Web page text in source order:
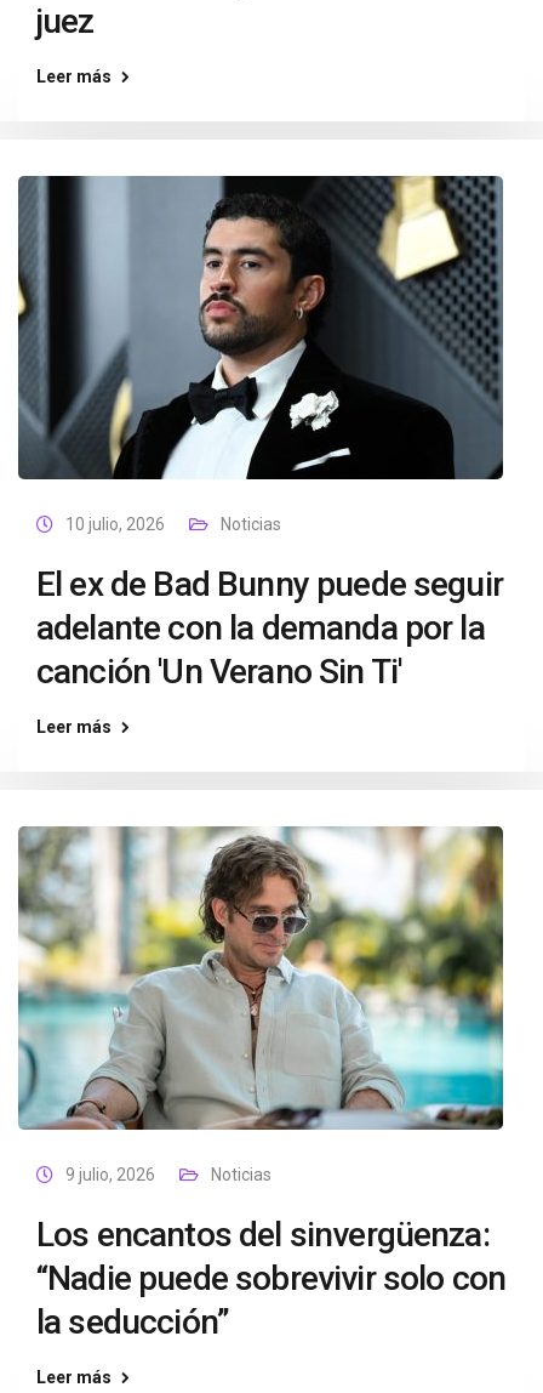
juez
Leer más
10 julio, 2026 Noticias
El ex de Bad Bunny puede seguir
adelante con la demanda por la
canción 'Un Verano Sin Ti'
Leer más
9 julio, 2026 Noticias
Los encantos del sinvergüenza:
“Nadie puede sobrevivir solo con
la seducción”
Leer más